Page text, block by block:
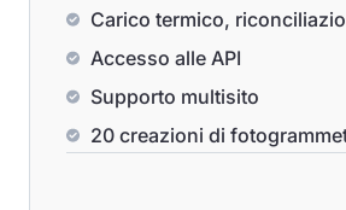
Carico termico,
Accesso alle API
Supporto multisito
20 creazioni di